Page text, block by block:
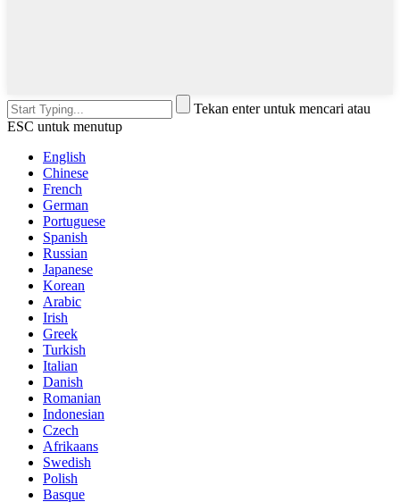
Tekan enter untuk mencari atau
ESC untuk menutup
English
Chinese
French
German
Portuguese
Spanish
Russian
Japanese
Korean
Arabic
Irish
Greek
Turkish
Italian
Danish
Romanian
Indonesian
Czech
Afrikaans
Swedish
Polish
Basque